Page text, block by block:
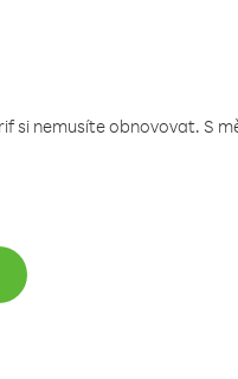
si nemusíte obnovovat. S